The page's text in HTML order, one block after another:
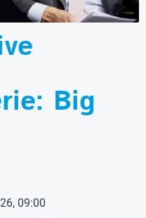
Big
09:00